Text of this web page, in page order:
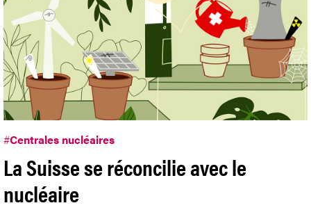
#Centrales nucléaires
La Suisse se réconcilie avec le
nucléaire